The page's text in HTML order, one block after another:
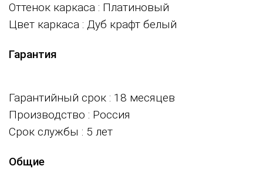
Оттенок каркаса : Платиновый
Цвет каркаса : Дуб крафт белый
Гарантия
Гарантийный срок : 18 месяцев
Производство : Россия
Срок службы : 5 лет
Общие